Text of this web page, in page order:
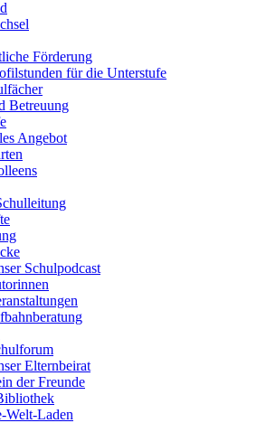
Förderung
für die Unterstufe
Betreuung
Angebot
Schulpodcast
Elternbeirat
der Freunde
Welt-Laden